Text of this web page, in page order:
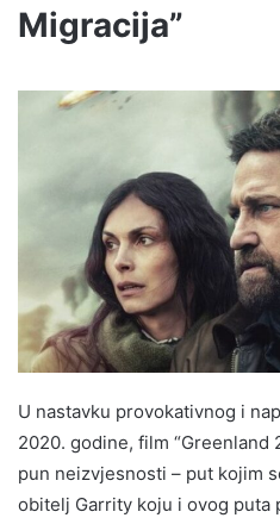
Migracija”
U nastavku provokativnog i
2020. godine, film “Greenland
pun neizvjesnosti – put kojim
obitelj Garrity koju i ovog puta